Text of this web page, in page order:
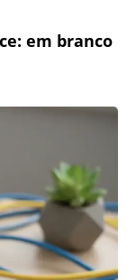
em branco